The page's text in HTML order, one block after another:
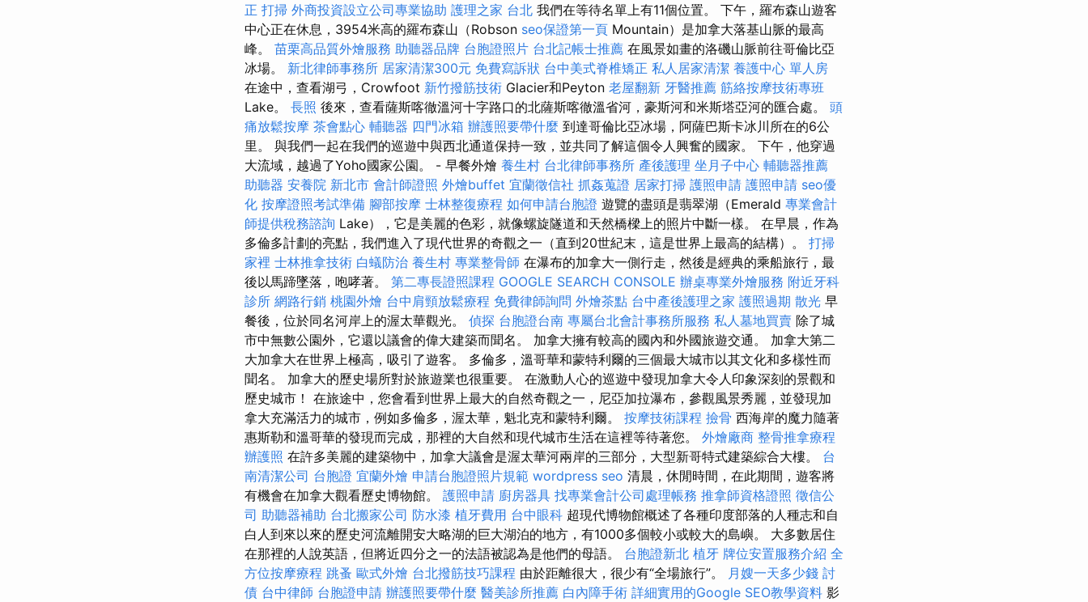
正 打掃 外商投資設立公司專業協助 護理之家 台北 我們在等待名單上有11個位置。 下午，羅布森山遊客
中心正在休息，3954米高的羅布森山（Robson seo保證第一頁 Mountain）是加拿大落基山脈的最高
峰。 苗栗高品質外燴服務 助聽器品牌 台胞證照片 台北記帳士推薦 在風景如畫的洛磯山脈前往哥倫比亞
冰場。 新北律師事務所 居家清潔300元 免費寫訴狀 台中美式脊椎矯正 私人居家清潔 養護中心 單人房
在途中，查看湖弓，Crowfoot 新竹撥筋技術 Glacier和Peyton 老屋翻新 牙醫推薦 筋絡按摩技術專班
Lake。 長照 後來，查看薩斯喀徹溫河十字路口的北薩斯喀徹溫省河，豪斯河和米斯塔亞河的匯合處。 頭
痛放鬆按摩 茶會點心 輔聽器 四門冰箱 辦護照要帶什麼 到達哥倫比亞冰場，阿薩巴斯卡冰川所在的6公
里。 與我們一起在我們的巡遊中與西北通道保持一致，並共同了解這個令人興奮的國家。 下午，他穿過
大流域，越過了Yoho國家公園。 - 早餐外燴 養生村 台北律師事務所 產後護理 坐月子中心 輔聽器推薦
助聽器 安養院 新北市 會計師證照 外燴buffet 宜蘭徵信社 抓姦蒐證 居家打掃 護照申請 護照申請 seo優
化 按摩證照考試準備 腳部按摩 士林整復療程 如何申請台胞證 遊覽的盡頭是翡翠湖（Emerald 專業會計
師提供稅務諮詢 Lake），它是美麗的色彩，就像螺旋隧道和天然橋樑上的照片中斷一樣。 在早晨，作為
多倫多計劃的亮點，我們進入了現代世界的奇觀之一（直到20世紀末，這是世界上最高的結構）。 打掃
家裡 士林推拿技術 白蟻防治 養生村 專業整骨師 在瀑布的加拿大一側行走，然後是經典的乘船旅行，最
後以馬蹄墜落，咆哮著。 第二專長證照課程 GOOGLE SEARCH CONSOLE 辦桌專業外燴服務 附近牙科
診所 網路行銷 桃園外燴 台中肩頸放鬆療程 免費律師詢問 外燴茶點 台中產後護理之家 護照過期 散光 早
餐後，位於同名河岸上的渥太華觀光。 偵探 台胞證台南 專屬台北會計事務所服務 私人墓地買賣 除了城
市中無數公園外，它還以議會的偉大建築而聞名。 加拿大擁有較高的國內和外國旅遊交通。 加拿大第二
大加拿大在世界上極高，吸引了遊客。 多倫多，溫哥華和蒙特利爾的三個最大城市以其文化和多樣性而
聞名。 加拿大的歷史場所對於旅遊業也很重要。 在激動人心的巡遊中發現加拿大令人印象深刻的景觀和
歷史城市！ 在旅途中，您會看到世界上最大的自然奇觀之一，尼亞加拉瀑布，參觀風景秀麗，並發現加
拿大充滿活力的城市，例如多倫多，渥太華，魁北克和蒙特利爾。 按摩技術課程 撿骨 西海岸的魔力隨著
惠斯勒和溫哥華的發現而完成，那裡的大自然和現代城市生活在這裡等待著您。 外燴廠商 整骨推拿療程
辦護照 在許多美麗的建築物中，加拿大議會是渥太華河兩岸的三部分，大型新哥特式建築綜合大樓。 台
南清潔公司 台胞證 宜蘭外燴 申請台胞證照片規範 wordpress seo 清晨，休閒時間，在此期間，遊客將
有機會在加拿大觀看歷史博物館。 護照申請 廚房器具 找專業會計公司處理帳務 推拿師資格證照 徵信公
司 助聽器補助 台北搬家公司 防水漆 植牙費用 台中眼科 超現代博物館概述了各種印度部落的人種志和自
白人到來以來的歷史河流離開安大略湖的巨大湖泊的地方，有1000多個較小或較大的島嶼。 大多數居住
在那裡的人說英語，但將近四分之一的法語被認為是他們的母語。 台胞證新北 植牙 牌位安置服務介紹 全
方位按摩療程 跳蚤 歐式外燴 台北撥筋技巧課程 由於距離很大，很少有“全場旅行”。 月嫂一天多少錢 討
債 台中律師 台胞證申請 辦護照要帶什麼 醫美診所推薦 白內障手術 詳細實用的Google SEO教學資料 影